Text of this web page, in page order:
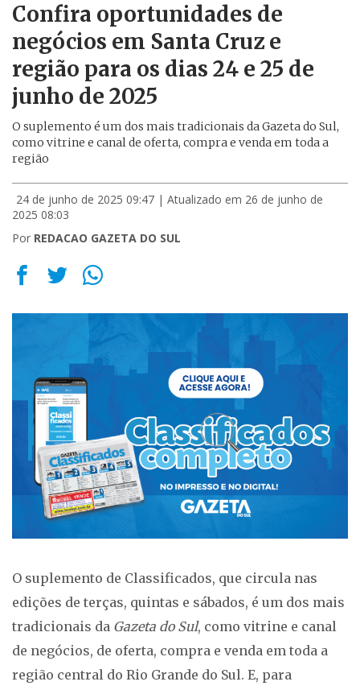
Confira oportunidades de
negócios em Santa Cruz e
região para os dias 24 e 25 de
junho de 2025
O suplemento é um dos mais tradicionais da Gazeta do Sul,
como vitrine e canal de oferta, compra e venda em toda a
região
24 de junho de 2025 09:47 | Atualizado em 26 de junho de
2025 08:03
Por REDACAO GAZETA DO SUL
O suplemento de Classificados, que circula nas
edições de terças, quintas e sábados, é um dos mais
tradicionais da Gazeta do Sul, como vitrine e canal
de negócios, de oferta, compra e venda em toda a
região central do Rio Grande do Sul. E, para